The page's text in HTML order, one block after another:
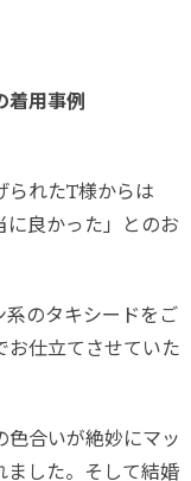
着用事例
られたT様からは
に良かった」とのお
のタキシードをご
お仕立てさせていた
色合いが絶妙にマッ
ました。そして結婚